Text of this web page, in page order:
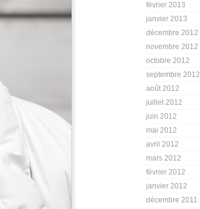
février 2013
janvier 2013
décembre 2012
novembre 2012
octobre 2012
septembre 2012
août 2012
juillet 2012
juin 2012
mai 2012
avril 2012
mars 2012
février 2012
janvier 2012
décembre 2011